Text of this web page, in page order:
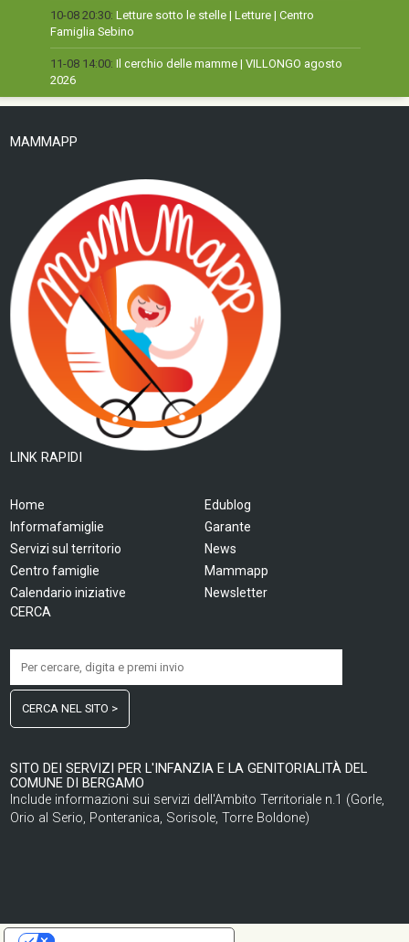
10-08 20:30: Letture sotto le stelle | Letture | Centro
Famiglia Sebino
11-08 14:00: Il cerchio delle mamme | VILLONGO agosto
2026
MAMMAPP
LINK RAPIDI
Home
Informafamiglie
Servizi sul territorio
Centro famiglie
Calendario iniziative
Edublog
Garante
News
Mammapp
Newsletter
CERCA
CERCA NEL SITO >
SITO DEI SERVIZI PER L'INFANZIA E LA GENITORIALITÀ DEL
COMUNE DI BERGAMO
Include informazioni sui servizi dell'Ambito Territoriale n.1 (Gorle,
Orio al Serio, Ponteranica, Sorisole, Torre Boldone)